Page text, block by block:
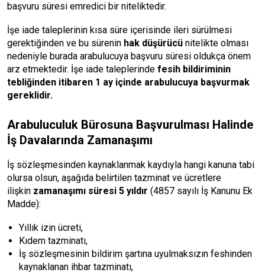
başvuru süresi emredici bir niteliktedir.
İşe iade taleplerinin kısa süre içerisinde ileri sürülmesi
gerektiğinden ve bu sürenin hak düşürücü nitelikte olması
nedeniyle burada arabulucuya başvuru süresi oldukça önem
arz etmektedir. İşe iade taleplerinde fesih bildiriminin
tebliğinden itibaren 1 ay içinde arabulucuya başvurmak
gereklidir.
Arabuluculuk Bürosuna Başvurulması Halinde
İş Davalarında Zamanaşımı
İş sözleşmesinden kaynaklanmak kaydıyla hangi kanuna tabi
olursa olsun, aşağıda belirtilen tazminat ve ücretlere
ilişkin zamanaşımı süresi 5 yıldır (4857 sayılı İş Kanunu Ek
Madde):
Yıllık izin ücreti,
Kıdem tazminatı,
İş sözleşmesinin bildirim şartına uyulmaksızın feshinden
kaynaklanan ihbar tazminatı,